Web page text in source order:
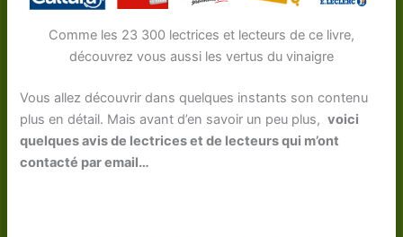
Comme les 23 300 lectrices et lecteurs de ce livre,
découvrez vous aussi les vertus du vinaigre
Vous allez découvrir dans quelques instants son contenu
plus en détail. Mais avant d’en savoir un peu plus,voici
quelques avis de lectrices et de lecteurs qui m’ont
contacté par email…